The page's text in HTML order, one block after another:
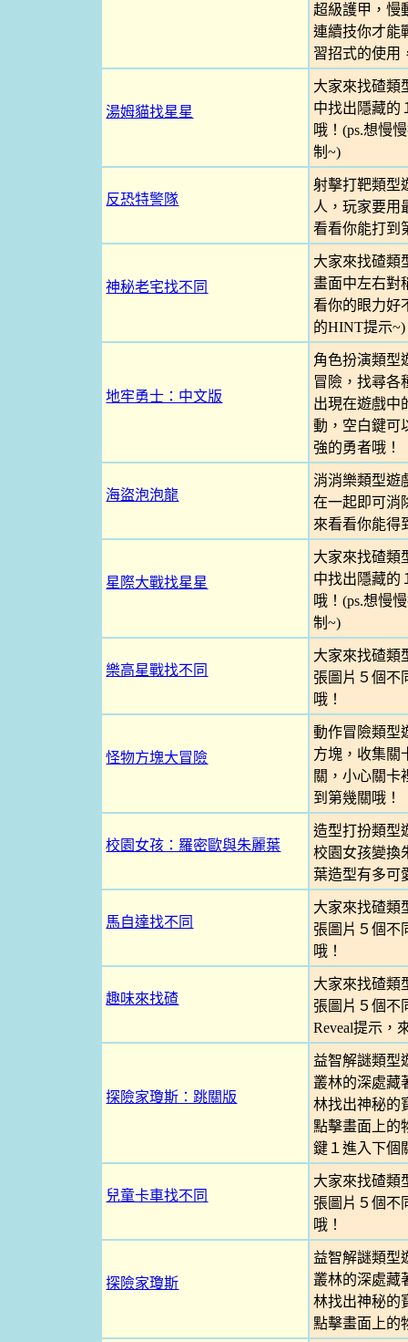
超級護甲，慢
連續技你才能
習招式的使用
湯姆貓找星星
大家來找碴類
中找出隱藏的
哦！(ps.想慢
制~)
反恐特警隊
射擊打靶類型
人，玩家要用
看看你能打到
神秘老宅找不同
大家來找碴類
畫面中左右對
看你的眼力好
的HINT提示~)
地牢勇士：中文版
角色扮演類型
冒險，找尋各
出現在遊戲中
動，空白鍵可
強的勇者哦！
海盜泡泡龍
消消樂類型遊
在一起即可消
來看看你能得
星際大戰找星星
大家來找碴類
中找出隱藏的
哦！(ps.想慢
制~)
樂高星戰找不同
大家來找碴類
張圖片５個不
哦！
怪物方塊大冒險
動作冒險類型
方塊，收集關
關，小心關卡
到第幾關哦！
校園女孩：羅密歐與朱麗葉
造型打扮類型
校園女孩變換
葉造型有多可
馬自達找不同
大家來找碴類
張圖片５個不
哦！
趣味來找碴
大家來找碴類
張圖片５個不
Reveal提示，
探險家瓊斯：跳關版
益智解謎類型
叢林的深處藏
林找出神秘的
點擊畫面上的
鍵１進入下個
兒童卡車找不同
大家來找碴類
張圖片５個不
哦！
探險家瓊斯
益智解謎類型
叢林的深處藏
林找出神秘的
點擊畫面上的